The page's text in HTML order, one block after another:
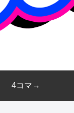
4コマ→